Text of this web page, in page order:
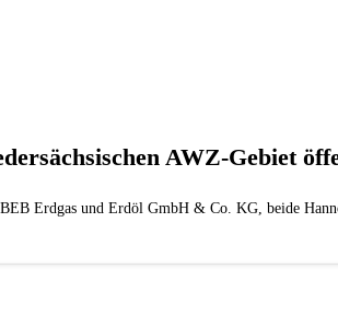
AWZ-Gebiet
Erdgas und Erdöl GmbH & Co. KG, beide